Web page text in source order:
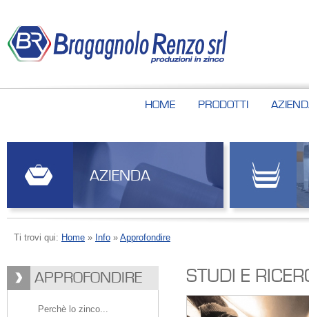
HOME PRODOTTI
AZIENDA
Ti trovi qui: Home » Info » Approfondire
APPROFONDIRE
Perchè lo zinco...
STUDI E